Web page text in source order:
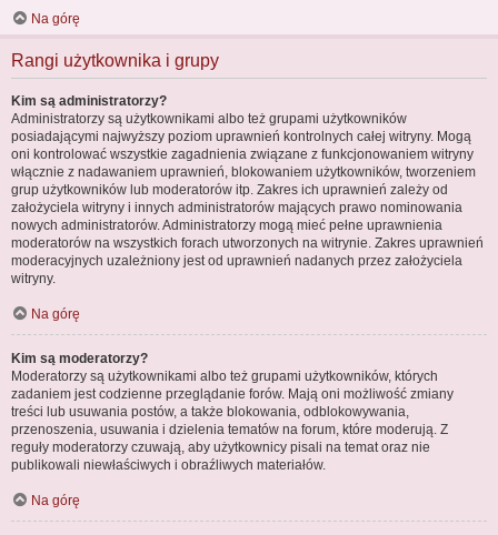
Na górę
Rangi użytkownika i grupy
Kim są administratorzy?
Administratorzy są użytkownikami albo też grupami użytkowników
posiadającymi najwyższy poziom uprawnień kontrolnych całej witryny. Mogą
oni kontrolować wszystkie zagadnienia związane z funkcjonowaniem witryny
włącznie z nadawaniem uprawnień, blokowaniem użytkowników, tworzeniem
grup użytkowników lub moderatorów itp. Zakres ich uprawnień zależy od
założyciela witryny i innych administratorów mających prawo nominowania
nowych administratorów. Administratorzy mogą mieć pełne uprawnienia
moderatorów na wszystkich forach utworzonych na witrynie. Zakres uprawnień
moderacyjnych uzależniony jest od uprawnień nadanych przez założyciela
witryny.
Na górę
Kim są moderatorzy?
Moderatorzy są użytkownikami albo też grupami użytkowników, których
zadaniem jest codzienne przeglądanie forów. Mają oni możliwość zmiany
treści lub usuwania postów, a także blokowania, odblokowywania,
przenoszenia, usuwania i dzielenia tematów na forum, które moderują. Z
reguły moderatorzy czuwają, aby użytkownicy pisali na temat oraz nie
publikowali niewłaściwych i obraźliwych materiałów.
Na górę